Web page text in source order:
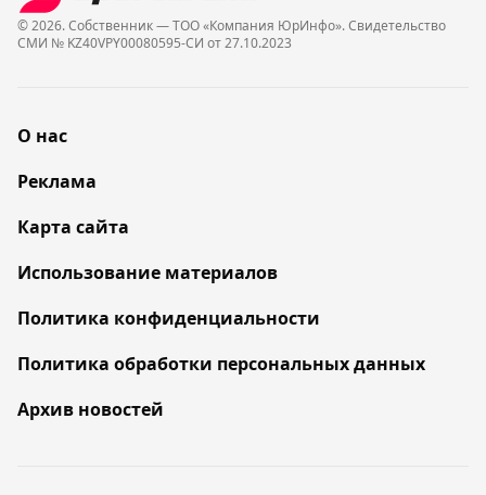
© 2026. Собственник — ТОО «Компания ЮрИнфо». Cвидетельство
СМИ № KZ40VPY00080595-СИ от 27.10.2023
О нас
Реклама
Карта сайта
Использование материалов
Политика конфиденциальности
Политика обработки персональных данных
Архив новостей